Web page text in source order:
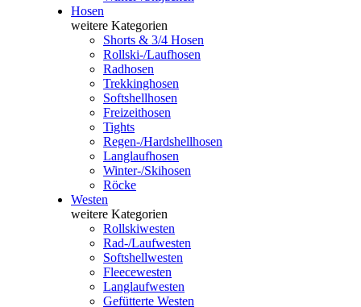
Hosen
weitere Kategorien
Shorts & 3/4 Hosen
Rollski-/Laufhosen
Radhosen
Trekkinghosen
Softshellhosen
Freizeithosen
Tights
Regen-/Hardshellhosen
Langlaufhosen
Winter-/Skihosen
Röcke
Westen
weitere Kategorien
Rollskiwesten
Rad-/Laufwesten
Softshellwesten
Fleecewesten
Langlaufwesten
Gefütterte Westen